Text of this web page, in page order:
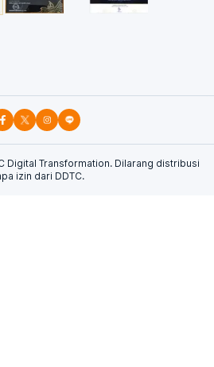
Digital Transformation. Dilarang distribusi
izin dari DDTC.